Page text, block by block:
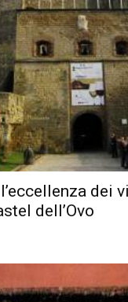
dei
dell’Ovo